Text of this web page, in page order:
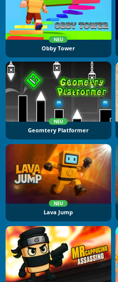
NEU
Obby Tower
NEU
Geomtery Platformer
NEU
Lava Jump